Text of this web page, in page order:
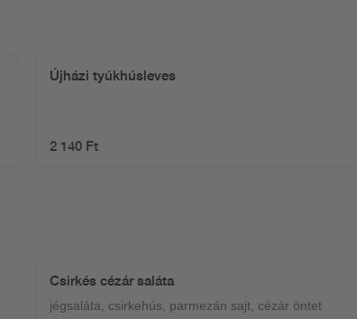
Újházi tyúkhúsleves
2 140 Ft
Csirkés cézár saláta
jégsaláta, csirkehús, parmezán sajt, cézár öntet